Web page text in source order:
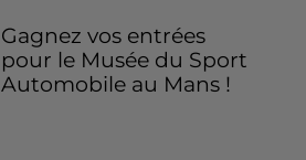
Gagnez vos entrées
pour le Musée du Sport
Automobile au Mans !